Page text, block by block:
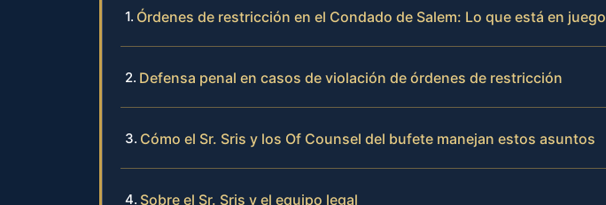
Órdenes de restricción en el Condado de Salem: Lo que está en juego
Defensa penal en casos de violación de órdenes de restricción
Cómo el Sr. Sris y los Of Counsel del bufete manejan estos asuntos
Sobre el Sr. Sris y el equipo legal